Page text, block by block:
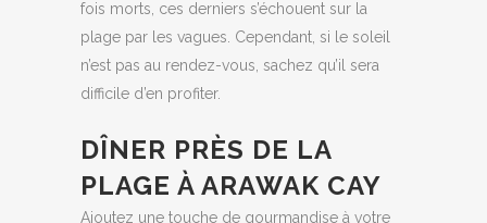
fois morts, ces derniers s’échouent sur la
plage par les vagues. Cependant, si le soleil
n’est pas au rendez-vous, sachez qu’il sera
difficile d’en profiter.
DÎNER PRÈS DE LA
PLAGE À ARAWAK CAY
Ajoutez une touche de gourmandise à votre